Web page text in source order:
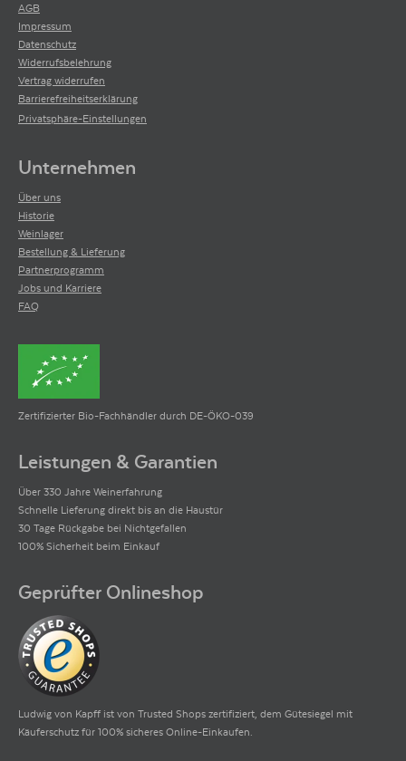
AGB
Impressum
Datenschutz
Widerrufsbelehrung
Vertrag widerrufen
Barrierefreiheitserklärung
Privatsphäre-Einstellungen
Unternehmen
Über uns
Historie
Weinlager
Bestellung & Lieferung
Partnerprogramm
Jobs und Karriere
FAQ
Zertifizierter Bio-Fachhändler durch DE-ÖKO-039
Leistungen & Garantien
Über 330 Jahre Weinerfahrung
Schnelle Lieferung direkt bis an die Haustür
30 Tage Rückgabe bei Nichtgefallen
100% Sicherheit beim Einkauf
Geprüfter Onlineshop
Ludwig von Kapff ist von Trusted Shops zertifiziert, dem Gütesiegel mit
Käuferschutz für 100% sicheres Online-Einkaufen.